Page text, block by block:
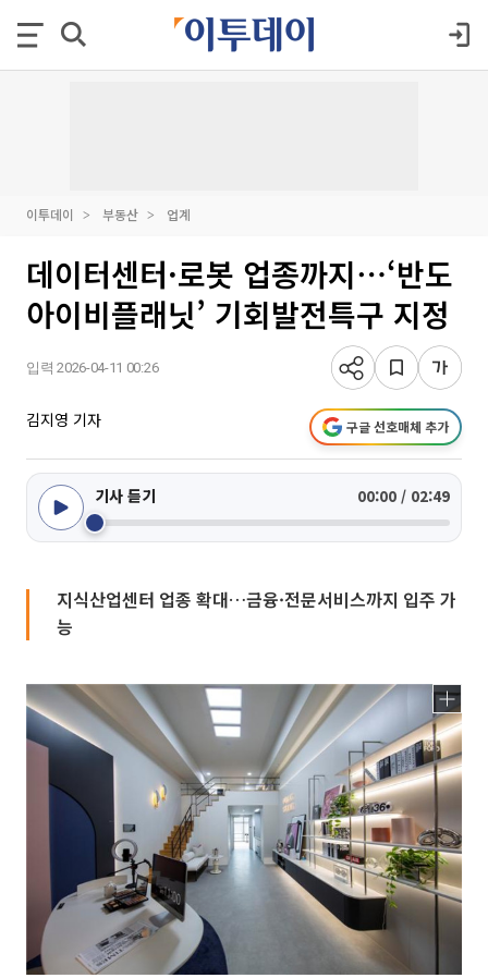
이투데이 부동산 업계
데이터센터·로봇 업종까지⋯‘반도
아이비플래닛’ 기회발전특구 지정
입력 2026-04-11 00:26
김지영 기자 구글 선호매체 추가
기사 듣기 00:00 / 02:49
지식산업센터 업종 확대…금융·전문서비스까지 입주 가
능